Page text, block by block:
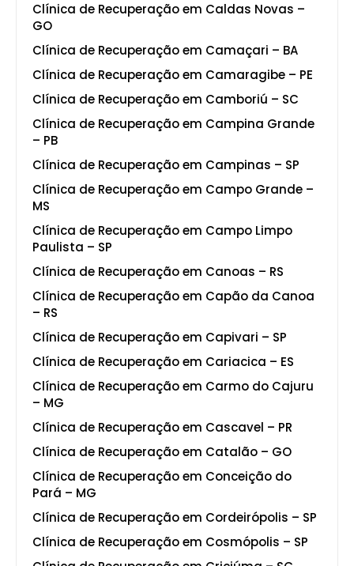
Clínica de Recuperação em Caldas Novas –
GO
Clínica de Recuperação em Camaçari – BA
Clínica de Recuperação em Camaragibe – PE
Clínica de Recuperação em Camboriú – SC
Clínica de Recuperação em Campina Grande
– PB
Clínica de Recuperação em Campinas – SP
Clínica de Recuperação em Campo Grande –
MS
Clínica de Recuperação em Campo Limpo
Paulista – SP
Clínica de Recuperação em Canoas – RS
Clínica de Recuperação em Capão da Canoa
– RS
Clínica de Recuperação em Capivari – SP
Clínica de Recuperação em Cariacica – ES
Clínica de Recuperação em Carmo do Cajuru
– MG
Clínica de Recuperação em Cascavel – PR
Clínica de Recuperação em Catalão – GO
Clínica de Recuperação em Conceição do
Pará – MG
Clínica de Recuperação em Cordeirópolis – SP
Clínica de Recuperação em Cosmópolis – SP